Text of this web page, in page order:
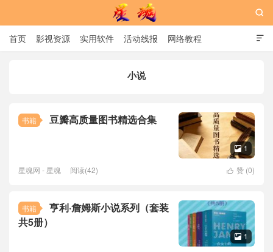

首页 影视资源 实用软件 活动线报 网络教程

小说
书籍 豆瓣高质量图书精选合集
 1
 赞 (0)
星魂网 - 星魂 阅读(42)
书籍
亨利·詹姆斯小说系列（套装
共5册）
 1